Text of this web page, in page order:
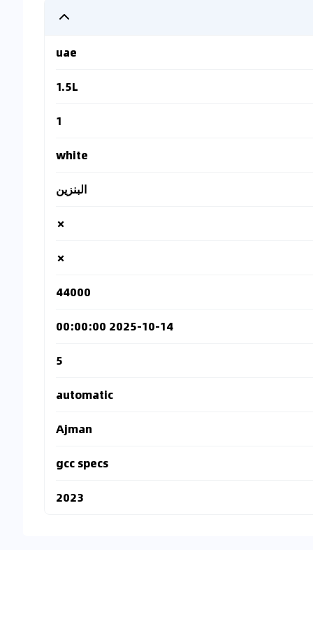
uae
1.5L
1
white
البنزين
✗
✗
44000
2025-10-14 00:00:00
5
automatic
Ajman
gcc specs
2023